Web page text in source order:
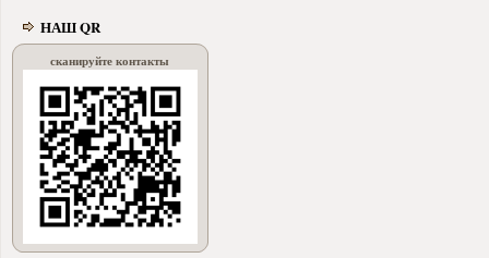
НАШ QR
сканируйте контакты